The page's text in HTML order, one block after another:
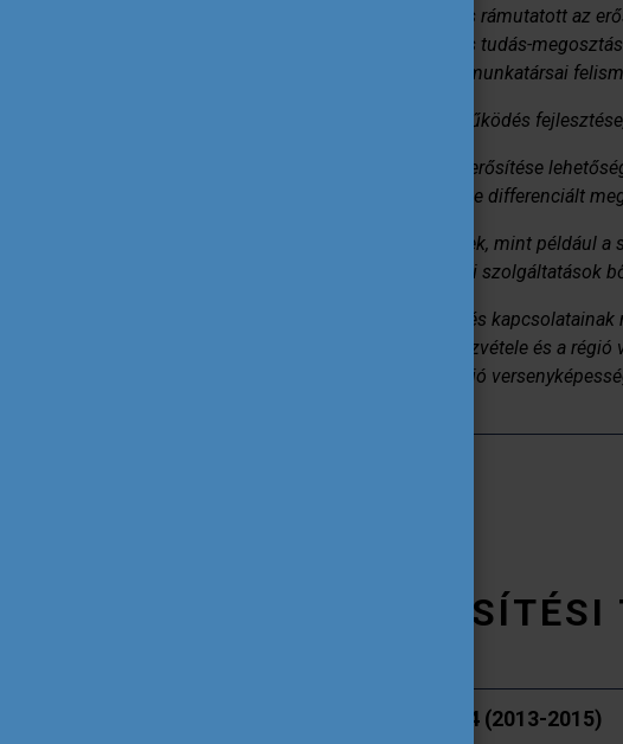
növelő hatásúvá vált, és óhatatlanul is rámutatott az
implementáció, feladat-koordináció és tudás-
természetét az intézmény vezetői és munkatársai
„Az emberi erőforrások és az együttműködés
„Az intézetek közötti együttműködés erősítése
közötti különbségeket figyelembe véve differenciált
„Az oktatás melletti hallgatói élmények, mint például
elégedettségéhez. Javasolt a hallgatói szolgáltatások
„Az egyetem regionális aktivitásának és
fejlesztési projektekben való aktív részvétele és a
helyi közösséggel hozzájárulhat a régió
A
1. Campus Hungary TÁMOP-4.2.4 (2013-2015)